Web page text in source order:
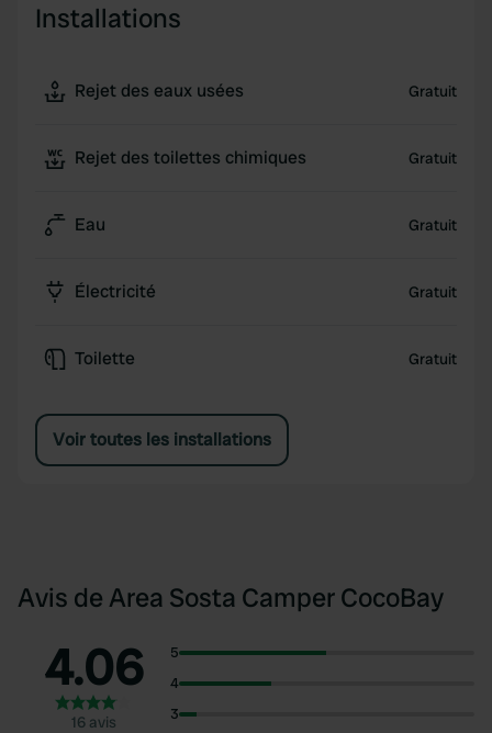
Installations
Rejet des eaux usées Gratuit
Rejet des toilettes chimiques Gratuit
Eau Gratuit
Électricité Gratuit
Toilette Gratuit
Voir toutes les installations
Avis de Area Sosta Camper CocoBay
4.06
16 avis
5
4
3